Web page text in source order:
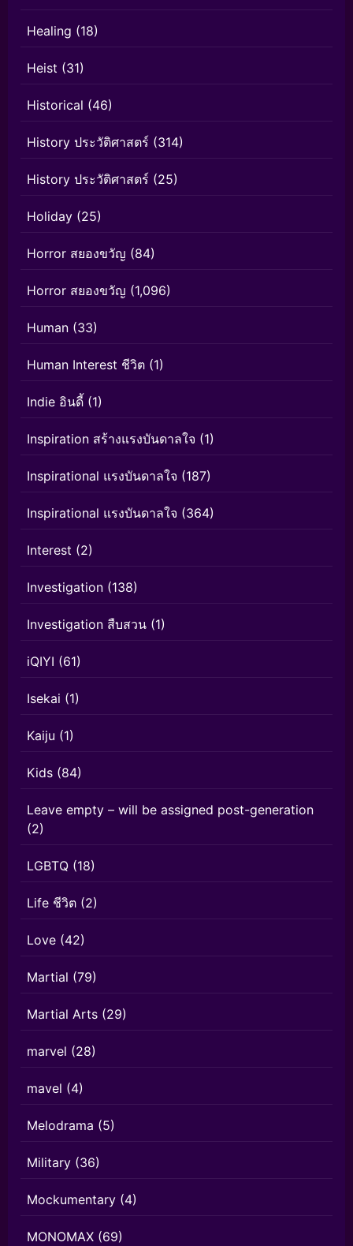
Healing (18)
Heist (31)
Historical (46)
History ประวัติศาสตร์ (314)
History ประวัติศาสตร์ (25)
Holiday (25)
Horror สยองขวัญ (84)
Horror สยองขวัญ (1,096)
Human (33)
Human Interest ชีวิต (1)
Indie อินดี้ (1)
Inspiration สร้างแรงบันดาลใจ (1)
Inspirational แรงบันดาลใจ (187)
Inspirational แรงบันดาลใจ (364)
Interest (2)
Investigation (138)
Investigation สืบสวน (1)
iQIYI (61)
Isekai (1)
Kaiju (1)
Kids (84)
Leave empty – will be assigned post-generation
(2)
LGBTQ (18)
Life ชีวิต (2)
Love (42)
Martial (79)
Martial Arts (29)
marvel (28)
mavel (4)
Melodrama (5)
Military (36)
Mockumentary (4)
MONOMAX (69)